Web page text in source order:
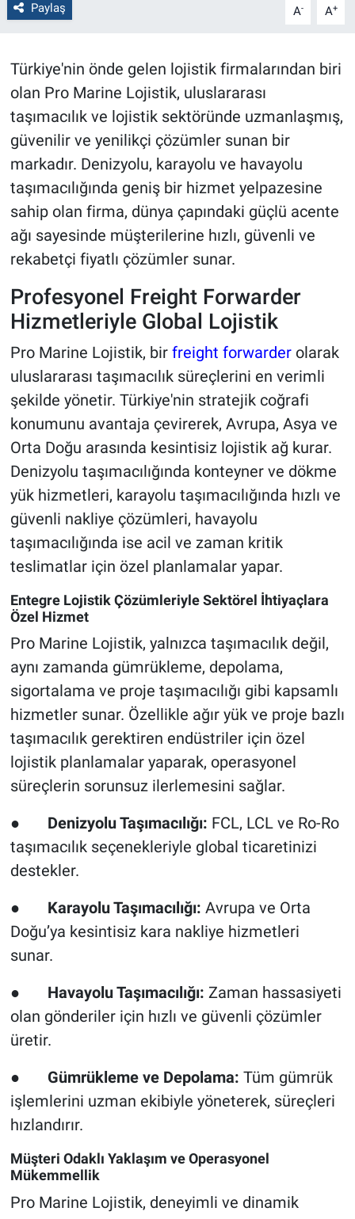
Paylaş A- A+
Türkiye'nin önde gelen lojistik firmalarından biri
olan Pro Marine Lojistik, uluslararası
taşımacılık ve lojistik sektöründe uzmanlaşmış,
güvenilir ve yenilikçi çözümler sunan bir
markadır. Denizyolu, karayolu ve havayolu
taşımacılığında geniş bir hizmet yelpazesine
sahip olan firma, dünya çapındaki güçlü acente
ağı sayesinde müşterilerine hızlı, güvenli ve
rekabetçi fiyatlı çözümler sunar.
Profesyonel Freight Forwarder
Hizmetleriyle Global Lojistik
Pro Marine Lojistik, bir freight forwarderolarak
uluslararası taşımacılık süreçlerini en verimli
şekilde yönetir. Türkiye'nin stratejik coğrafi
konumunu avantaja çevirerek, Avrupa, Asya ve
Orta Doğu arasında kesintisiz lojistik ağ kurar.
Denizyolu taşımacılığında konteyner ve dökme
yük hizmetleri, karayolu taşımacılığında hızlı ve
güvenli nakliye çözümleri, havayolu
taşımacılığında ise acil ve zaman kritik
teslimatlar için özel planlamalar yapar.
Entegre Lojistik Çözümleriyle Sektörel İhtiyaçlara
Özel Hizmet
Pro Marine Lojistik, yalnızca taşımacılık değil,
aynı zamanda gümrükleme, depolama,
sigortalama ve proje taşımacılığı gibi kapsamlı
hizmetler sunar. Özellikle ağır yük ve proje bazlı
taşımacılık gerektiren endüstriler için özel
lojistik planlamalar yaparak, operasyonel
süreçlerin sorunsuz ilerlemesini sağlar.
● Denizyolu Taşımacılığı: FCL, LCL ve Ro-Ro
taşımacılık seçenekleriyle global ticaretinizi
destekler.
● Karayolu Taşımacılığı: Avrupa ve Orta
Doğu’ya kesintisiz kara nakliye hizmetleri
sunar.
● Havayolu Taşımacılığı: Zaman hassasiyeti
olan gönderiler için hızlı ve güvenli çözümler
üretir.
● Gümrükleme ve Depolama: Tüm gümrük
işlemlerini uzman ekibiyle yöneterek, süreçleri
hızlandırır.
Müşteri Odaklı Yaklaşım ve Operasyonel
Mükemmellik
Pro Marine Lojistik, deneyimli ve dinamik
Yerel
Magazin
Bilim ve Teknoloji